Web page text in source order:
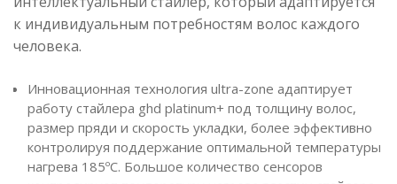
к индивидуальным потребностям волос каждого
человека.
Инновационная технология ultra-zone адаптирует
работу стайлера ghd platinum+ под толщину волос,
размер пряди и скорость укладки, более эффективно
контролируя поддержание оптимальной температуры
нагрева 185ºC. Большое количество сенсоров